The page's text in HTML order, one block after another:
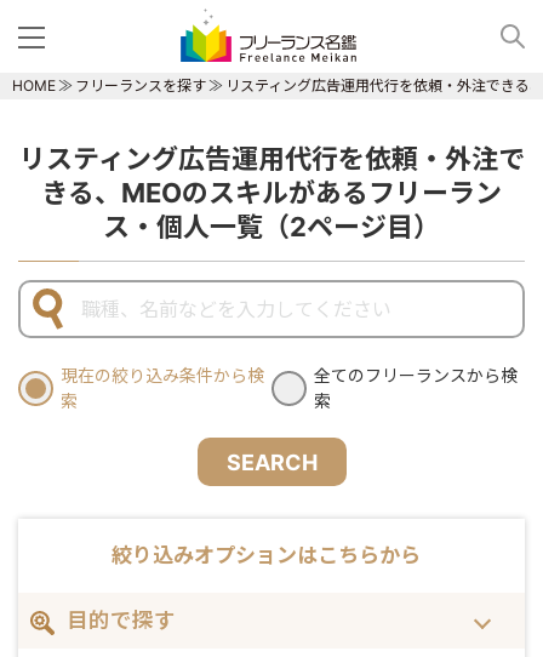
HOME フリーランスを探す リスティング広告運用代行を依頼・外注できる
リスティング広告運用代行を依頼・外注で
きる、MEOのスキルがあるフリーラン
ス・個人一覧（2ページ目）
現在の絞り込み条件から検
索
全てのフリーランスから検
索
SEARCH
絞り込みオプションはこちらから
目的で探す